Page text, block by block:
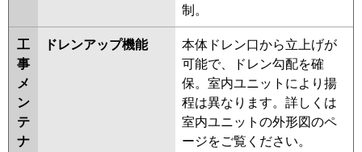
制。
工
事
メ
ン
テ
ナ
ドレンアップ機能
本体ドレン口から立上げが
可能で、ドレン勾配を確
保。室内ユニットにより揚
程は異なります。詳しくは
室内ユニットの外形図のペ
ージをご覧ください。